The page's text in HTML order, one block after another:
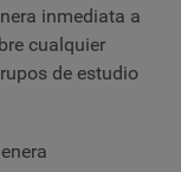
inmediata a
cualquier
de estudio